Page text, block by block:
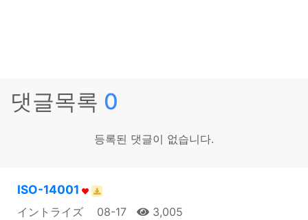
댓글목록 0
등록된 댓글이 없습니다.
ISO-14001
イントライズ 08-17 3,005